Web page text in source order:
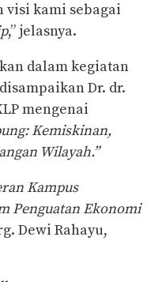
visi kami sebagai
,” jelasnya.
dalam kegiatan
Dr. dr.
mengenai
Kemiskinan,
Wilayah.”
Kampus
Penguatan Ekonomi
Dewi Rahayu,